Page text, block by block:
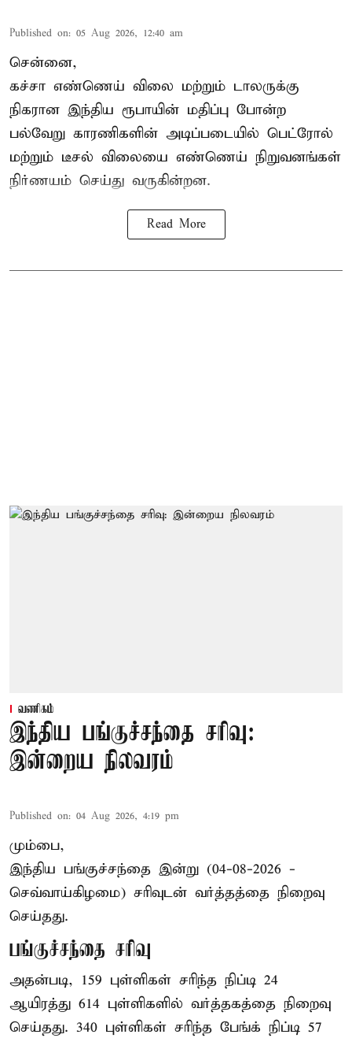
Published on: 05 Aug 2026, 12:40 am
சென்னை,
கச்சா எண்ணெய் விலை மற்றும் டாலருக்கு
நிகரான இந்திய ரூபாயின் மதிப்பு போன்ற
பல்வேறு காரணிகளின் அடிப்படையில் பெட்ரோல்
மற்றும் டீசல் விலையை எண்ணெய் நிறுவனங்கள்
நிர்ணயம் செய்து வருகின்றன.
Read More
வணிகம்
இந்திய பங்குச்சந்தை சரிவு:
இன்றைய நிலவரம்
Published on: 04 Aug 2026, 4:19 pm
மும்பை,
இந்திய பங்குச்சந்தை இன்று (04-08-2026 -
செவ்வாய்கிழமை) சரிவுடன் வர்த்தத்தை நிறைவு
செய்தது.
பங்குச்சந்தை சரிவு
அதன்படி, 159 புள்ளிகள் சரிந்த நிப்டி 24
ஆயிரத்து 614 புள்ளிகளில் வர்த்தகத்தை நிறைவு
செய்தது. 340 புள்ளிகள் சரிந்த பேங்க் நிப்டி 57